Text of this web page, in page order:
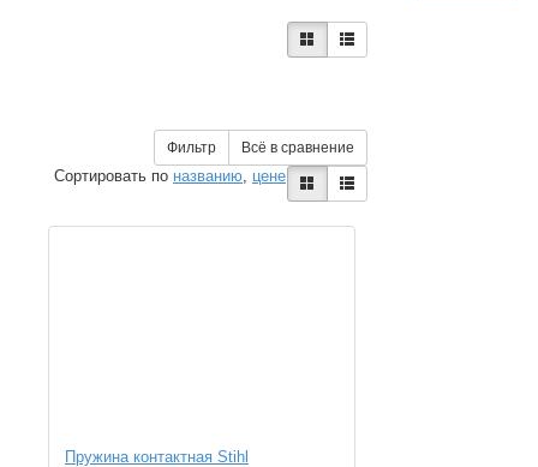
Фильтр Всё в сравнение
Сортировать по названию, цене
Пружина контактная Stihl